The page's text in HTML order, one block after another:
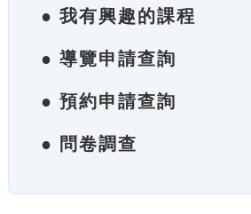
● 我有興趣的課程
● 導覽申請查詢
● 預約申請查詢
● 問卷調查